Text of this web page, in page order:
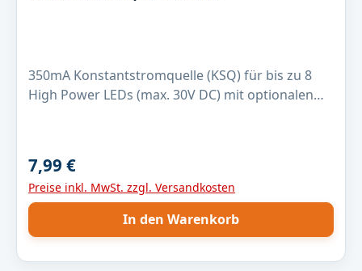
350mA Konstantstromquelle (KSQ) für bis zu 8
High Power LEDs (max. 30V DC) mit optionalen
Regulärer Preis:
7,99 €
Preise inkl. MwSt. zzgl. Versandkosten
In den Warenkorb